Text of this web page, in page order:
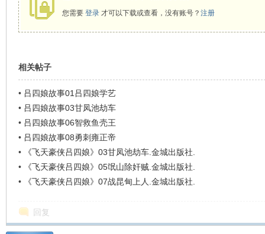
您需要 登录才可以下载或查看，没有账号？ 注册
相关帖子
• 吕四娘故事01吕四娘学艺
• 吕四娘故事03甘凤池劫车
• 吕四娘故事06智救鱼壳王
• 吕四娘故事08勇刺雍正帝
•
《飞天豪侠吕四娘》03甘凤池劫车.金城出版社.
•
《飞天豪侠吕四娘》05氓山除奸贼.金城出版社.
•
《飞天豪侠吕四娘》07战昆甸上人.金城出版社.
回复